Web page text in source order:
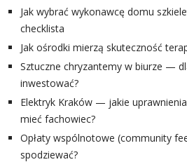
Jak wybrać wykonawcę domu
checklista
Jak ośrodki mierzą skuteczność
Sztuczne chryzantemy w biurze —
inwestować?
Elektryk Kraków — jakie
mieć fachowiec?
Opłaty wspólnotowe (community
spodziewać?